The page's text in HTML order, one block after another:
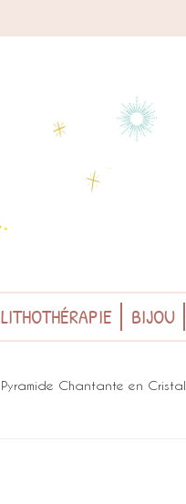
LITHOTHÉRAPIE BIJOU
Pyramide Chantante en Cristal